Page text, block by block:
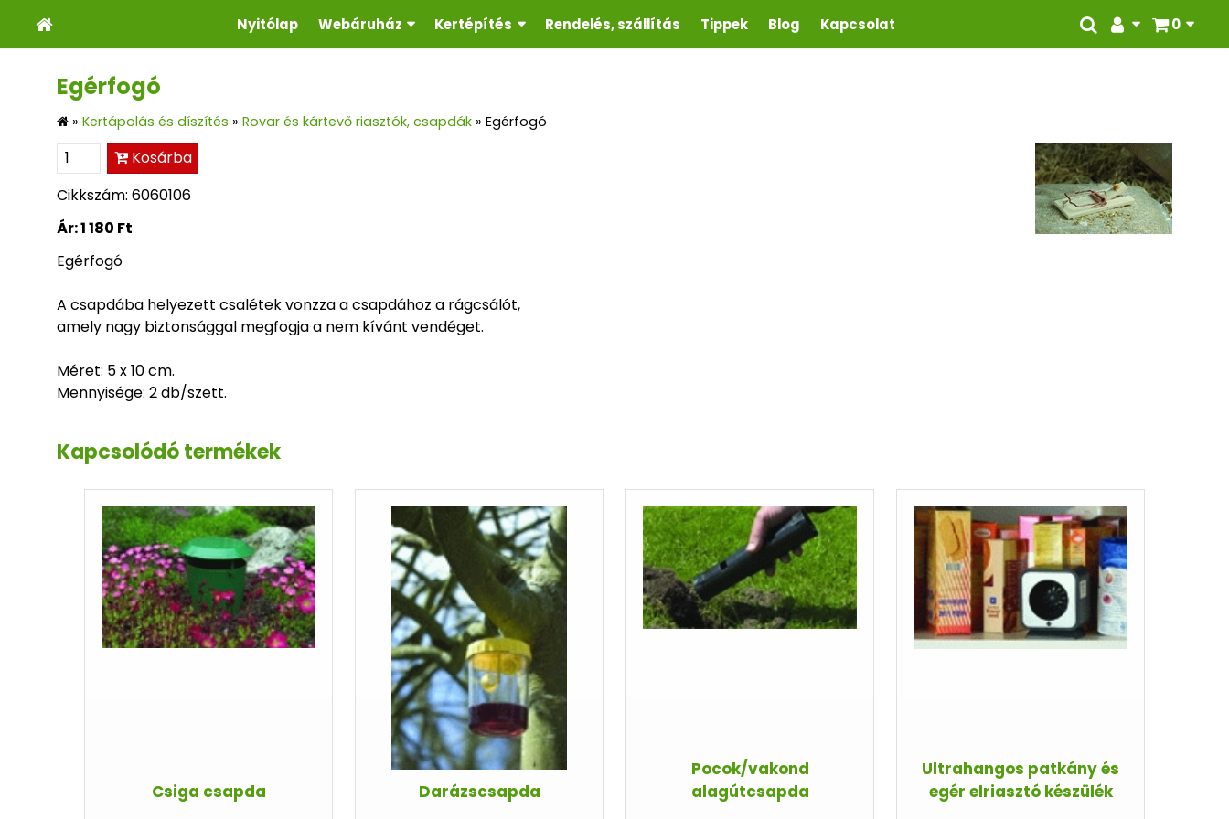
0
Nyitólap Webáruház Kertépítés Rendelés, szállítás Tippek Blog Kapcsolat
Egérfogó
» Kertápolás és díszítés » Rovar és kártevő riasztók, csapdák » Egérfogó
Kosárba
Cikkszám: 6060106
Ár:1 180 Ft
Egérfogó
A csapdába helyezett csalétek vonzza a csapdához a rágcsálót,
amely nagy biztonsággal megfogja a nem kívánt vendéget.
Méret: 5 x 10 cm.
Mennyisége: 2 db/szett.
Kapcsolódó termékek
Csiga csapda Darázscsapda
Pocok/vakond
alagútcsapda
Ultrahangos patkány és
egér elriasztó készülék